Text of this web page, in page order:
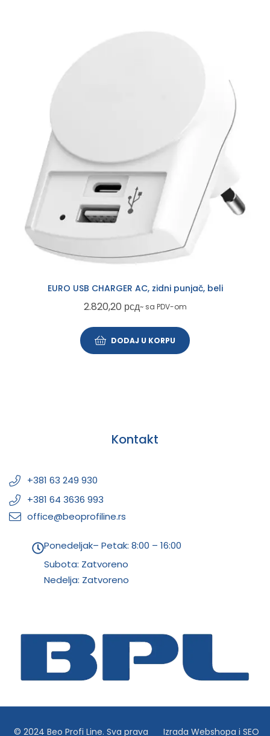
EURO USB CHARGER AC, zidni punjač, beli
2.820,20 рсд~ sa PDV-om
DODAJ U KORPU
Kontakt
+381 63 249 930
+381 64 3636 993
office@beoprofiline.rs
Ponedeljak– Petak: 8:00 – 16:00
Subota: Zatvoreno
Nedelja: Zatvoreno
© 2024 Beo Profi Line. Sva prava Izrada Webshopa iSEO